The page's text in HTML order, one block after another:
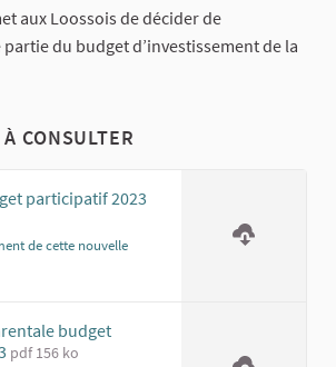
aux Loossois de décider de
partie du budget d’investissement de la
CONSULTER
participatif 2023
de cette nouvelle
budget
pdf 156 ko